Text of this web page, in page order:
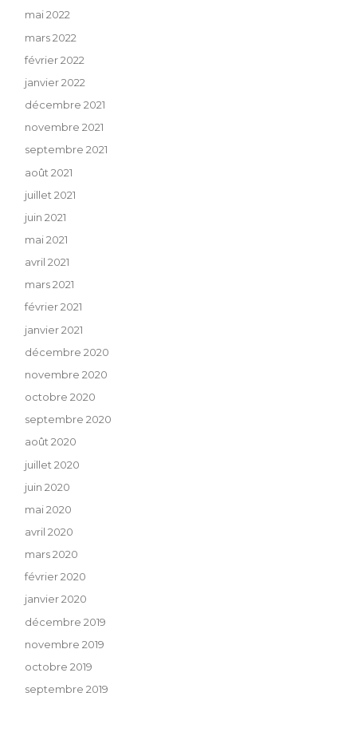
mai 2022
mars 2022
février 2022
janvier 2022
décembre 2021
novembre 2021
septembre 2021
août 2021
juillet 2021
juin 2021
mai 2021
avril 2021
mars 2021
février 2021
janvier 2021
décembre 2020
novembre 2020
octobre 2020
septembre 2020
août 2020
juillet 2020
juin 2020
mai 2020
avril 2020
mars 2020
février 2020
janvier 2020
décembre 2019
novembre 2019
octobre 2019
septembre 2019